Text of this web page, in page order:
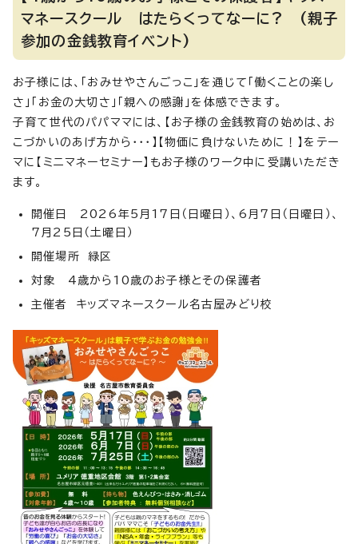
マネースクール はたらくってなーに? (親子
参加の金銭教育イベント)
お子様には、「おみせやさんごっこ」を通じて「働くことの楽し
さ」「お金の大切さ」「親への感謝」を体感できます。
子育て世代のパパママには、【お子様の金銭教育の始めは、お
こづかいのあげ方から・・・】【物価に負けないために！】をテー
マに【ミニマネーセミナー】もお子様のワーク中に受講いただき
ます。
開催日 2026年5月17日（日曜日）、6月7日（日曜日）、
7月25日（土曜日）
開催場所 緑区
対象 4歳から10歳のお子様とその保護者
主催者 キッズマネースクール名古屋みどり校